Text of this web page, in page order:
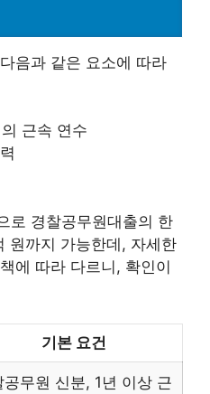
음과 같은 요소에 따라
근속 연수
로 경찰공무원대출의 한
원까지 가능한데, 자세한
에 따라 다르니, 확인이
기본 요건
공무원 신분, 1년 이상 근